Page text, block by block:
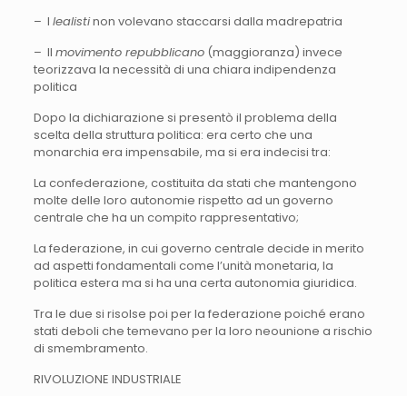
– I lealistinon volevano staccarsi dalla madrepatria
– Il movimento repubblicano(maggioranza) invece
teorizzava la necessità di una chiara indipendenza
politica
Dopo la dichiarazione si presentò il problema della
scelta della struttura politica: era certo che una
monarchia era impensabile, ma si era indecisi tra:
La confederazione, costituita da stati che mantengono
molte delle loro autonomie rispetto ad un governo
centrale che ha un compito rappresentativo;
La federazione, in cui governo centrale decide in merito
ad aspetti fondamentali come l’unità monetaria, la
politica estera ma si ha una certa autonomia giuridica.
Tra le due si risolse poi per la federazione poiché erano
stati deboli che temevano per la loro neounione a rischio
di smembramento.
RIVOLUZIONE INDUSTRIALE